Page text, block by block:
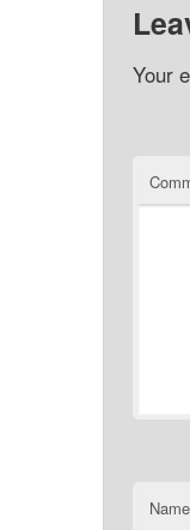
Your
Name